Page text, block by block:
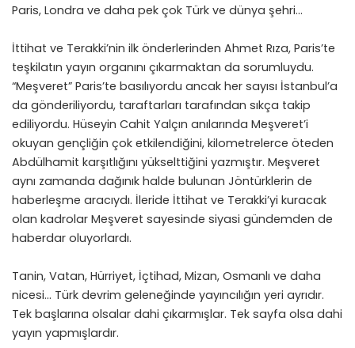
Paris, Londra ve daha pek çok Türk ve dünya şehri…
İttihat ve Terakki’nin ilk önderlerinden Ahmet Rıza, Paris’te
teşkilatın yayın organını çıkarmaktan da sorumluydu.
“Meşveret” Paris’te basılıyordu ancak her sayısı İstanbul’a
da gönderiliyordu, taraftarları tarafından sıkça takip
ediliyordu. Hüseyin Cahit Yalçın anılarında Meşveret’i
okuyan gençliğin çok etkilendiğini, kilometrelerce öteden
Abdülhamit karşıtlığını yükselttiğini yazmıştır. Meşveret
aynı zamanda dağınık halde bulunan Jöntürklerin de
haberleşme aracıydı. İleride İttihat ve Terakki’yi kuracak
olan kadrolar Meşveret sayesinde siyasi gündemden de
haberdar oluyorlardı.
Tanin, Vatan, Hürriyet, İçtihad, Mizan, Osmanlı ve daha
nicesi… Türk devrim geleneğinde yayıncılığın yeri ayrıdır.
Tek başlarına olsalar dahi çıkarmışlar. Tek sayfa olsa dahi
yayın yapmışlardır.